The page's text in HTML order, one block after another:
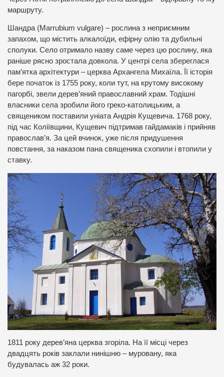
маршруту.
Шандра (Marrubium vulgare) – рослина з неприємним
запахом, що містить алкалоїди, ефірну олію та дубильні
сполуки. Село отримало назву саме через цю рослину, яка
раніше рясно зростала довкола. У центрі села збереглася
пам’ятка архітектури – церква Архангела Михаїла. Її історія
бере початок із 1755 року, коли тут, на крутому високому
пагорбі, звели дерев’яний православний храм. Тодішні
власники села зробили його греко-католицьким, а
священиком поставили уніата Андрія Кущевича. 1768 року,
під час Коліївщини, Кущевич підтримав гайдамаків і прийняв
православ’я. За цей вчинок, уже після придушення
повстання, за наказом пана священика схопили і втопили у
ставку.
1811 року дерев’яна церква згоріла. На її місці через
двадцять років заклали нинішню – муровану, яка
будувалась аж 32 роки.